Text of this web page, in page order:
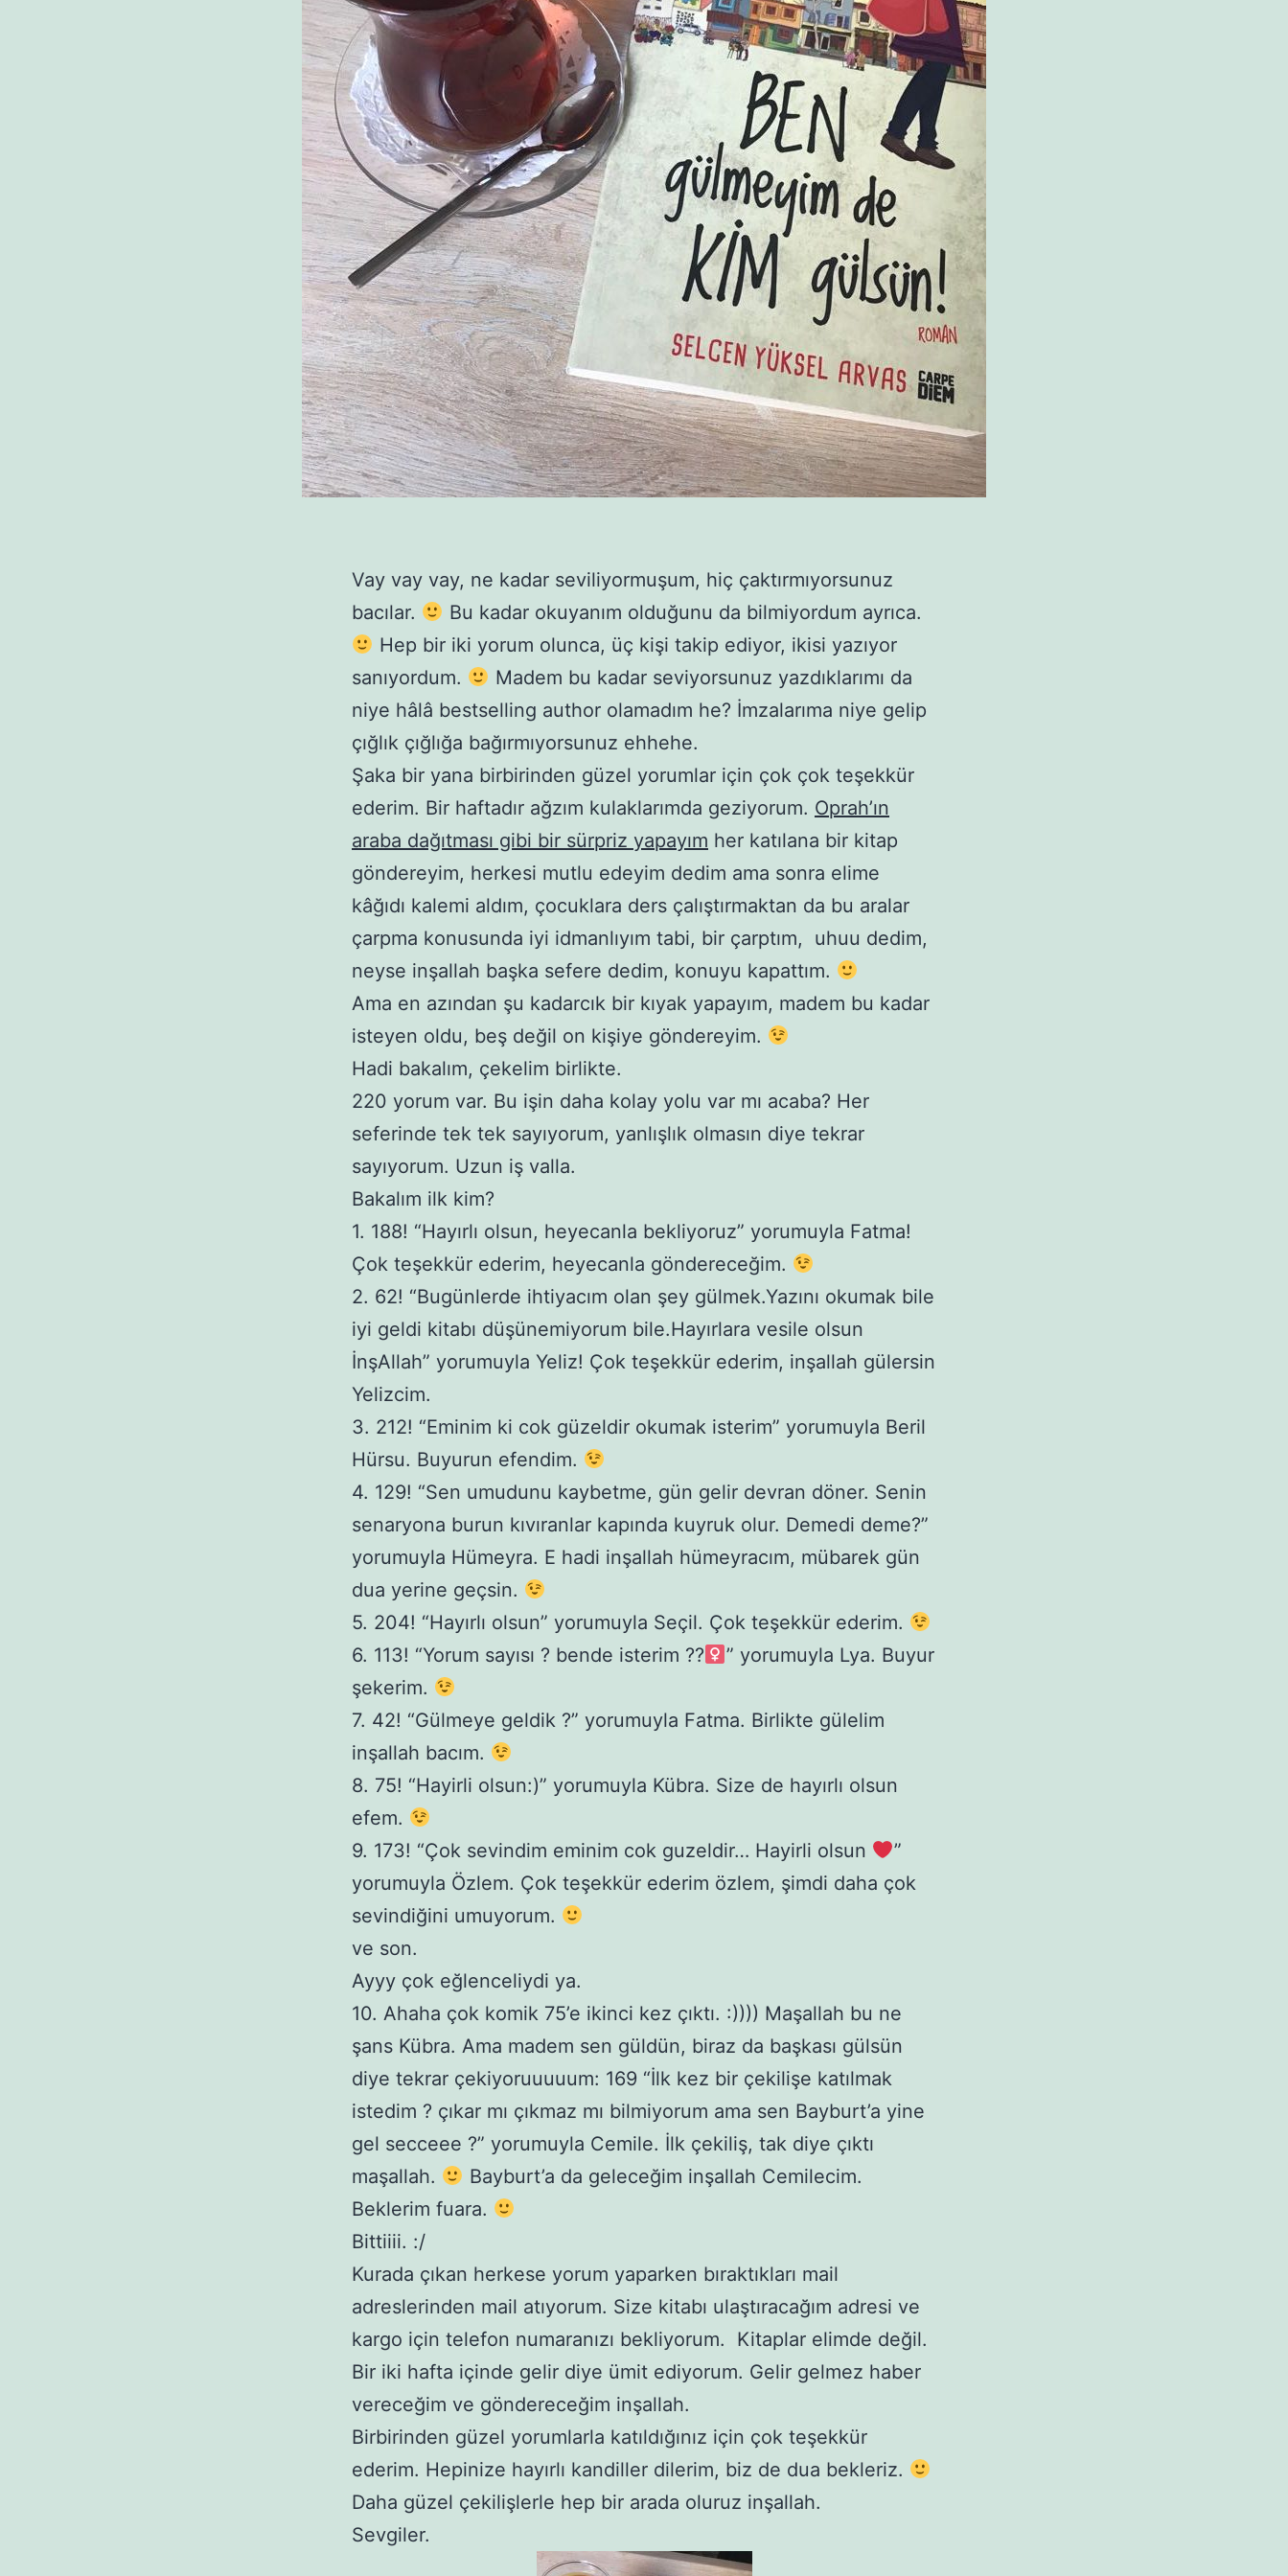
Vay vay vay, ne kadar seviliyormuşum, hiç çaktırmıyorsunuz
bacılar.
Bu kadar okuyanım olduğunu da bilmiyordum ayrıca.
Hep bir iki yorum olunca, üç kişi takip ediyor, ikisi yazıyor
sanıyordum.
Madem bu kadar seviyorsunuz yazdıklarımı da
niye hâlâ bestselling author olamadım he? İmzalarıma niye gelip
çığlık çığlığa bağırmıyorsunuz ehhehe.
Şaka bir yana birbirinden güzel yorumlar için çok çok teşekkür
ederim. Bir haftadır ağzım kulaklarımda geziyorum. Oprah’ın
araba dağıtması gibi bir sürpriz yapayım her katılana bir kitap
göndereyim, herkesi mutlu edeyim dedim ama sonra elime
kâğıdı kalemi aldım, çocuklara ders çalıştırmaktan da bu aralar
çarpma konusunda iyi idmanlıyım tabi, bir çarptım, uhuu dedim,
neyse inşallah başka sefere dedim, konuyu kapattım.
Ama en azından şu kadarcık bir kıyak yapayım, madem bu kadar
isteyen oldu, beş değil on kişiye göndereyim.
Hadi bakalım, çekelim birlikte.
220 yorum var. Bu işin daha kolay yolu var mı acaba? Her
seferinde tek tek sayıyorum, yanlışlık olmasın diye tekrar
sayıyorum. Uzun iş valla.
Bakalım ilk kim?
1. 188! “Hayırlı olsun, heyecanla bekliyoruz” yorumuyla Fatma!
Çok teşekkür ederim, heyecanla göndereceğim.
2. 62! “Bugünlerde ihtiyacım olan şey gülmek.Yazını okumak bile
iyi geldi kitabı düşünemiyorum bile.Hayırlara vesile olsun
İnşAllah” yorumuyla Yeliz! Çok teşekkür ederim, inşallah gülersin
Yelizcim.
3. 212! “Eminim ki cok güzeldir okumak isterim” yorumuyla Beril
Hürsu. Buyurun efendim.
4. 129! “Sen umudunu kaybetme, gün gelir devran döner. Senin
senaryona burun kıvıranlar kapında kuyruk olur. Demedi deme?”
yorumuyla Hümeyra. E hadi inşallah hümeyracım, mübarek gün
dua yerine geçsin.
5. 204! “Hayırlı olsun” yorumuyla Seçil. Çok teşekkür ederim.
6. 113! “Yorum sayısı ? bende isterim ??‍
” yorumuyla Lya. Buyur
şekerim.
7. 42! “Gülmeye geldik ?” yorumuyla Fatma. Birlikte gülelim
inşallah bacım.
8. 75! “Hayirli olsun:)” yorumuyla Kübra. Size de hayırlı olsun
efem.
9. 173! “Çok sevindim eminim cok guzeldir… Hayirli olsun
”
yorumuyla Özlem. Çok teşekkür ederim özlem, şimdi daha çok
sevindiğini umuyorum.
ve son.
Ayyy çok eğlenceliydi ya.
10. Ahaha çok komik 75’e ikinci kez çıktı. :)))) Maşallah bu ne
şans Kübra. Ama madem sen güldün, biraz da başkası gülsün
diye tekrar çekiyoruuuuum: 169 “İlk kez bir çekilişe katılmak
istedim ? çıkar mı çıkmaz mı bilmiyorum ama sen Bayburt’a yine
gel secceee ?” yorumuyla Cemile. İlk çekiliş, tak diye çıktı
maşallah.
Bayburt’a da geleceğim inşallah Cemilecim.
Beklerim fuara.
Bittiiii. :/
Kurada çıkan herkese yorum yaparken bıraktıkları mail
adreslerinden mail atıyorum. Size kitabı ulaştıracağım adresi ve
kargo için telefon numaranızı bekliyorum. Kitaplar elimde değil.
Bir iki hafta içinde gelir diye ümit ediyorum. Gelir gelmez haber
vereceğim ve göndereceğim inşallah.
Birbirinden güzel yorumlarla katıldığınız için çok teşekkür
ederim. Hepinize hayırlı kandiller dilerim, biz de dua bekleriz.
Daha güzel çekilişlerle hep bir arada oluruz inşallah.
Sevgiler.